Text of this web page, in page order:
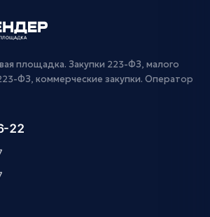
площадка. Закупки 223-ФЗ, малого
ФЗ, коммерческие закупки. Оператор
22